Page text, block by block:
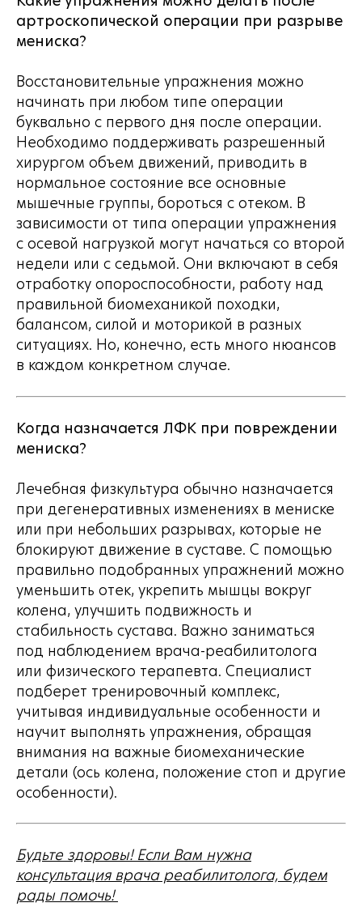
артроскопической операции при разрыве
мениска?
Восстановительные упражнения можно
начинать при любом типе операции
буквально с первого дня после операции.
Необходимо поддерживать разрешенный
хирургом объем движений, приводить в
нормальное состояние все основные
мышечные группы, бороться с отеком. В
зависимости от типа операции упражнения
с осевой нагрузкой могут начаться со второй
недели или с седьмой. Они включают в себя
отработку опороспособности, работу над
правильной биомеханикой походки,
балансом, силой и моторикой в разных
ситуациях. Но, конечно, есть много нюансов
в каждом конкретном случае.
Когда назначается ЛФК при повреждении
мениска?
Лечебная физкультура обычно назначается
при дегенеративных изменениях в мениске
или при небольших разрывах, которые не
блокируют движение в суставе. С помощью
правильно подобранных упражнений можно
уменьшить отек, укрепить мышцы вокруг
колена, улучшить подвижность и
стабильность сустава. Важно заниматься
под наблюдением врача-реабилитолога
или физического терапевта. Специалист
подберет тренировочный комплекс,
учитывая индивидуальные особенности и
научит выполнять упражнения, обращая
внимания на важные биомеханические
детали (ось колена, положение стоп и другие
особенности).
Будьте здоровы! Если Вам нужна
консультация врача реабилитолога, будем
рады помочь!